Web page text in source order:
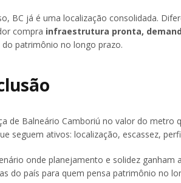
BC já é uma localização consolidada.
compra infraestrutura pronta,
patrimônio no longo prazo.
de Balneário Camboriú no valor do
seguem ativos: localização, escassez,
onde planejamento e solidez
do país para quem pensa patrimônio no